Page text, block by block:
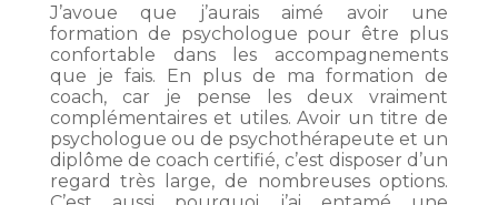
J’avoue que j’aurais aimé avoir une
formation de psychologue pour être plus
confortable dans les accompagnements
que je fais. En plus de ma formation de
coach, car je pense les deux vraiment
complémentaires et utiles. Avoir un titre de
psychologue ou de psychothérapeute et un
diplôme de coach certifié, c’est disposer d’un
regard très large, de nombreuses options.